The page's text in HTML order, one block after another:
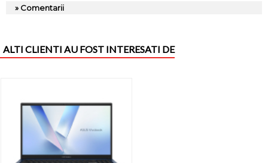
» Comentarii
ALTI CLIENTI AU FOST INTERESATI DE